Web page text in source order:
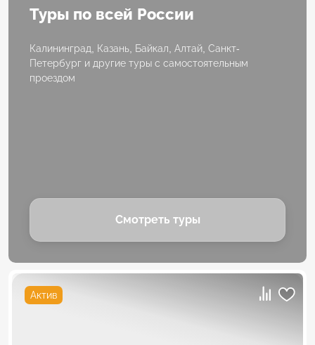
Туры по всей России
Калининград, Казань, Байкал, Алтай, Санкт-
Петербург и другие туры с самостоятельным
проездом
Смотреть туры
Актив